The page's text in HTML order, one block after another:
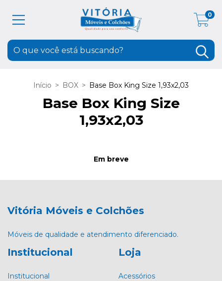
0
Início > BOX > Base Box King Size 1,93x2,03
Base Box King Size
1,93x2,03
Em breve
Vitória Móveis e Colchões
Móveis de qualidade e atendimento diferenciado.
Institucional
Institucional
Loja
Acessórios